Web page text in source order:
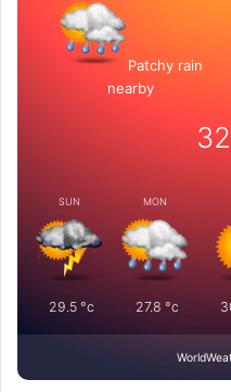
Patchy rain
nearby
SUN
29.5°c
MON
27.8 °c